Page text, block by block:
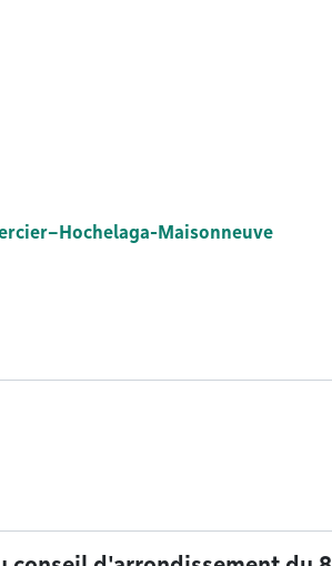
Maisonneuve